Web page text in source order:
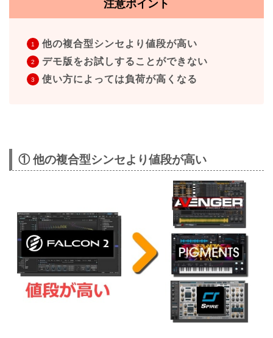
注意ポイント
他の複合型シンセより値段が高い
デモ版をお試しすることができない
使い方によっては負荷が高くなる
① 他の複合型シンセより値段が高い